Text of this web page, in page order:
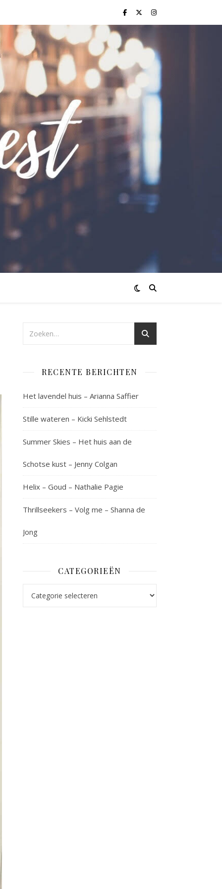
RECENTE BERICHTEN
Het lavendel huis – Arianna Saffier
Stille wateren – Kicki Sehlstedt
Summer Skies – Het huis aan de
Schotse kust – Jenny Colgan
Helix – Goud – Nathalie Pagie
Thrillseekers – Volg me – Shanna de
Jong
CATEGORIEËN